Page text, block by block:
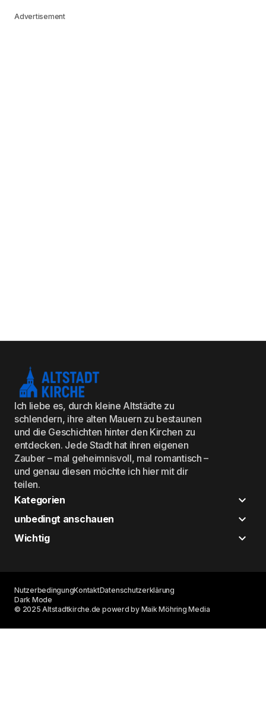
Advertisement
Ich liebe es, durch kleine Altstädte zu
schlendern, ihre alten Mauern zu bestaunen
und die Geschichten hinter den Kirchen zu
entdecken. Jede Stadt hat ihren eigenen
Zauber – mal geheimnisvoll, mal romantisch –
und genau diesen möchte ich hier mit dir
teilen.
Kategorien
unbedingt anschauen
Wichtig
© 2025 Altstadtkirche.de powerd by Maik Möhring Media
NutzerbedingungKontaktDatenschutzerklärung
Dark Mode